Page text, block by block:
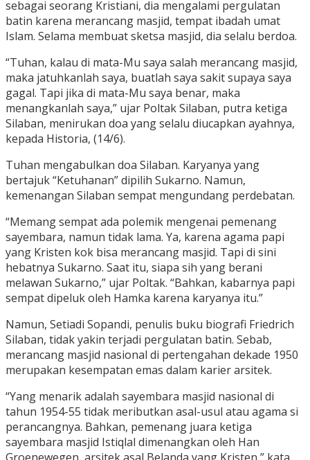
sebagai seorang Kristiani, dia mengalami pergulatan
batin karena merancang masjid, tempat ibadah umat
Islam. Selama membuat sketsa masjid, dia selalu berdoa.
“Tuhan, kalau di mata-Mu saya salah merancang masjid,
maka jatuhkanlah saya, buatlah saya sakit supaya saya
gagal. Tapi jika di mata-Mu saya benar, maka
menangkanlah saya,” ujar Poltak Silaban, putra ketiga
Silaban, menirukan doa yang selalu diucapkan ayahnya,
kepada Historia, (14/6).
Tuhan mengabulkan doa Silaban. Karyanya yang
bertajuk “Ketuhanan” dipilih Sukarno. Namun,
kemenangan Silaban sempat mengundang perdebatan.
“Memang sempat ada polemik mengenai pemenang
sayembara, namun tidak lama. Ya, karena agama papi
yang Kristen kok bisa merancang masjid. Tapi di sini
hebatnya Sukarno. Saat itu, siapa sih yang berani
melawan Sukarno,” ujar Poltak. “Bahkan, kabarnya papi
sempat dipeluk oleh Hamka karena karyanya itu.”
Namun, Setiadi Sopandi, penulis buku biografi Friedrich
Silaban, tidak yakin terjadi pergulatan batin. Sebab,
merancang masjid nasional di pertengahan dekade 1950
merupakan kesempatan emas dalam karier arsitek.
“Yang menarik adalah sayembara masjid nasional di
tahun 1954-55 tidak meributkan asal-usul atau agama si
perancangnya. Bahkan, pemenang juara ketiga
sayembara masjid Istiqlal dimenangkan oleh Han